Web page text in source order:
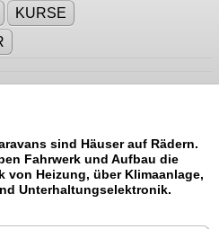
KURSE
sind Häuser auf Rädern.
Fahrwerk und Aufbau die
von Heizung, über Klimaanlage,
Unterhaltungselektronik.